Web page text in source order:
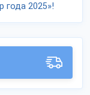
года 2025»!